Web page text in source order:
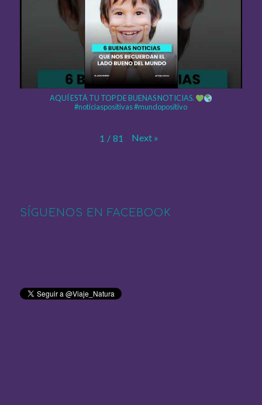
AQUÍ ESTÁ TU TOP DE BUENAS NOTICIAS.
#noticiaspositivas #mundopositivo
1 / 81 Next »
SÍGUENOS EN FACEBOOK